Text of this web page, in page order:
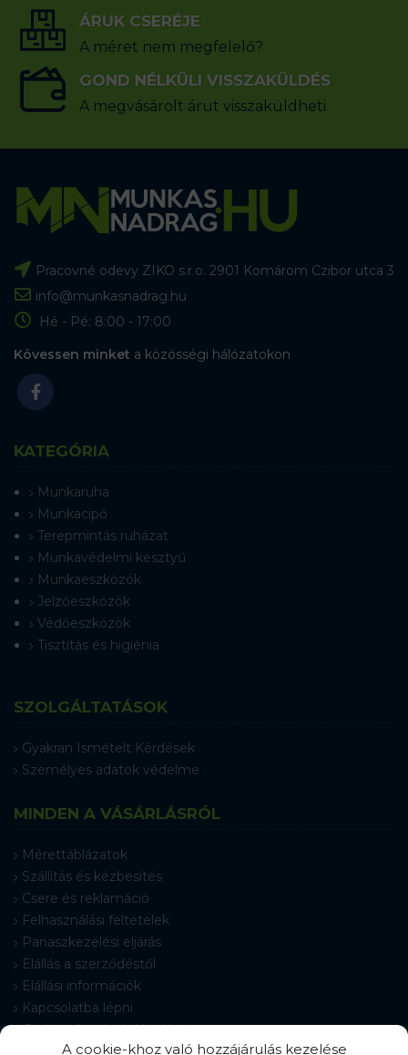
A cookie-khoz való hozzájárulás kezelése
ÁRUK CSERÉJE
A méret nem megfelelő?
GOND NÉLKÜLI VISSZAKÜLDÉS
A megvásárolt árut visszaküldheti
Pracovné odevy ZIKO s.r.o. 2901 Komárom Czibor utca 3
info@munkasnadrag.hu
Hé - Pé: 8:00 - 17:00
Kövessen minket a közösségi hálózatokon
KATEGÓRIA
Munkaruha
Munkacipő
Terepmintás ruházat
Munkavédelmi kesztyű
Munkaeszközök
Jelzőeszközök
Védőeszközök
Tisztítás és higiénia
SZOLGÁLTATÁSOK
Gyakran Ismételt Kérdések
Személyes adatok védelme
MINDEN A VÁSÁRLÁSRÓL
Mérettáblázatok
Szállítás és kézbesítés
Csere és reklamáció
Felhasználási feltételek
Panaszkezelési eljárás
Elállás a szerződéstől
Elállási információk
Kapcsolatba lépni
Gyakran Ismételt Kérdések
Cookie-beállítások